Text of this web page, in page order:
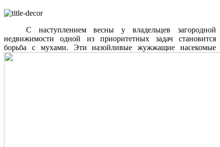
С наступлением весны у владельцев загородной
недвижимости одной из приоритетных задач становится
борьба с мухами. Эти назойливые жужжащие насекомые